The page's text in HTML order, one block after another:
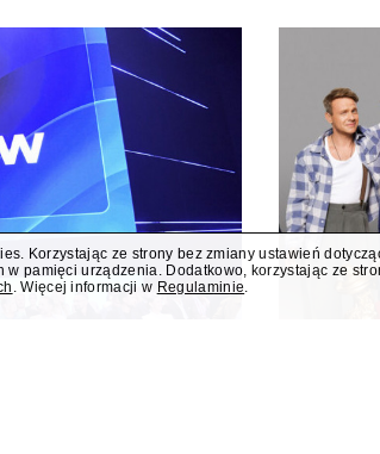
Korzystając ze strony bez zmiany ustawień
pamięci urządzenia. Dodatkowo, korzystając ze
. Więcej informacji w Regulaminie.